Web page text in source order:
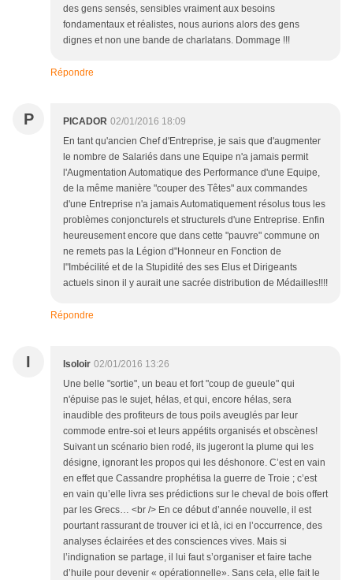
des gens sensés, sensibles vraiment aux besoins
fondamentaux et réalistes, nous aurions alors des gens
dignes et non une bande de charlatans. Dommage !!!
Répondre
P PICADOR 02/01/2016 18:09
En tant qu'ancien Chef d'Entreprise, je sais que d'augmenter
le nombre de Salariés dans une Equipe n'a jamais permit
l'Augmentation Automatique des Performance d'une Equipe,
de la même manière "couper des Têtes" aux commandes
d'une Entreprise n'a jamais Automatiquement résolus tous les
problèmes conjoncturels et structurels d'une Entreprise. Enfin
heureusement encore que dans cette "pauvre" commune on
ne remets pas la Légion d"Honneur en Fonction de
l"Imbécilité et de la Stupidité des ses Elus et Dirigeants
actuels sinon il y aurait une sacrée distribution de Médailles!!!!
Répondre
I Isoloir 02/01/2016 13:26
Une belle "sortie", un beau et fort "coup de gueule" qui
n'épuise pas le sujet, hélas, et qui, encore hélas, sera
inaudible des profiteurs de tous poils aveuglés par leur
commode entre-soi et leurs appétits organisés et obscènes!
Suivant un scénario bien rodé, ils jugeront la plume qui les
désigne, ignorant les propos qui les déshonore. C’est en vain
en effet que Cassandre prophétisa la guerre de Troie ; c’est
en vain qu’elle livra ses prédictions sur le cheval de bois offert
par les Grecs… <br /> En ce début d’année nouvelle, il est
pourtant rassurant de trouver ici et là, ici en l’occurrence, des
analyses éclairées et des consciences vives. Mais si
l’indignation se partage, il lui faut s’organiser et faire tache
d’huile pour devenir « opérationnelle». Sans cela, elle fait le